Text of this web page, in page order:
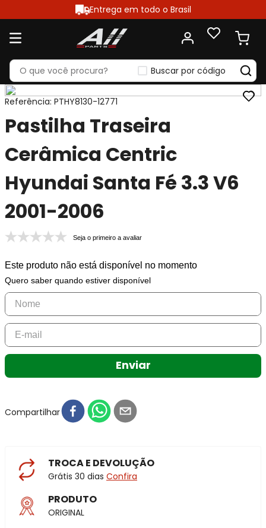
Entrega em todo o Brasil
Buscar por código
Referência: PTHY8130-12771
Pastilha Traseira
Cerâmica Centric
Hyundai Santa Fé 3.3 V6
2001-2006
Seja o primeiro a avaliar
Este produto não está disponível no momento
Quero saber quando estiver disponível
Enviar
Compartilhar
TROCA E DEVOLUÇÃO
Grátis 30 dias Confira
PRODUTO
ORIGINAL